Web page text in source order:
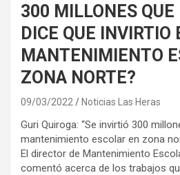
300 MILLONES QUE
DICE QUE INVIRTIO
MANTENIMIENTO
ZONA NORTE?
09/03/2022 Noticias Las Heras
Guri Quiroga: “Se invirtió 300
mantenimiento escolar en zona
El director de Mantenimiento
comentó acerca de los trabajos